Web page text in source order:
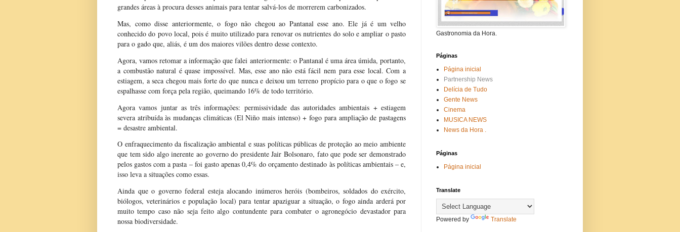
grandes áreas à procura desses animais para tentar salvá-los de morrerem carbonizados.
Mas, como disse anteriormente, o fogo não chegou ao Pantanal esse ano. Ele já é um velho
conhecido do povo local, pois é muito utilizado para renovar os nutrientes do solo e ampliar o pasto
para o gado que, aliás, é um dos maiores vilões dentro desse contexto.
Agora, vamos retomar a informação que falei anteriormente: o Pantanal é uma área úmida, portanto,
a combustão natural é quase impossível. Mas, esse ano não está fácil nem para esse local. Com a
estiagem, a seca chegou mais forte do que nunca e deixou um terreno propício para o que o fogo se
espalhasse com força pela região, queimando 16% de todo território.
Agora vamos juntar as três informações: permissividade das autoridades ambientais + estiagem
severa atribuída às mudanças climáticas (El Niño mais intenso) + fogo para ampliação de pastagens
= desastre ambiental.
O enfraquecimento da fiscalização ambiental e suas políticas públicas de proteção ao meio ambiente
que tem sido algo inerente ao governo do presidente Jair Bolsonaro, fato que pode ser demonstrado
pelos gastos com a pasta – foi gasto apenas 0,4% do orçamento destinado às políticas ambientais – e,
isso leva a situações como essas.
Ainda que o governo federal esteja alocando inúmeros heróis (bombeiros, soldados do exército,
biólogos, veterinários e população local) para tentar apaziguar a situação, o fogo ainda arderá por
muito tempo caso não seja feito algo contundente para combater o agronegócio devastador para
nossa biodiversidade.
Gastronomia da Hora.
Páginas
Página inicial
Partnership News
Delícia de Tudo
Gente News
Cinema
MUSICA NEWS
News da Hora .
Páginas
Página inicial
Translate
Powered by Translate